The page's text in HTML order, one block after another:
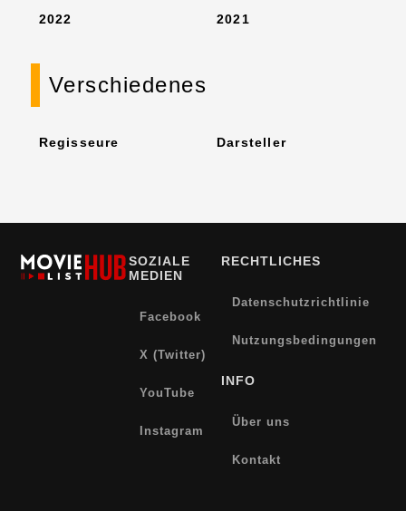
2022 2021
Verschiedenes
Regisseure Darsteller
SOZIALE
MEDIEN
Facebook
X (Twitter)
YouTube
Instagram
RECHTLICHES
Datenschutzrichtlinie
Nutzungsbedingungen
INFO
Über uns
Kontakt